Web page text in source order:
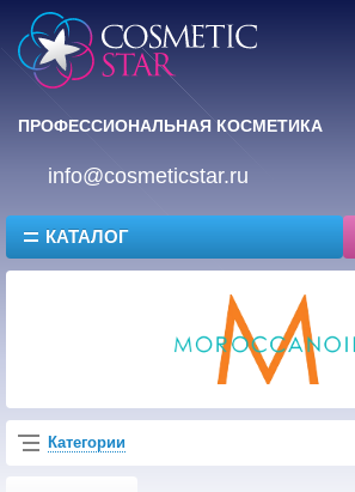
ПРОФЕССИОНАЛЬНАЯ КОСМЕТИКА
info@cosmeticstar.ru
КАТАЛОГ
Категории